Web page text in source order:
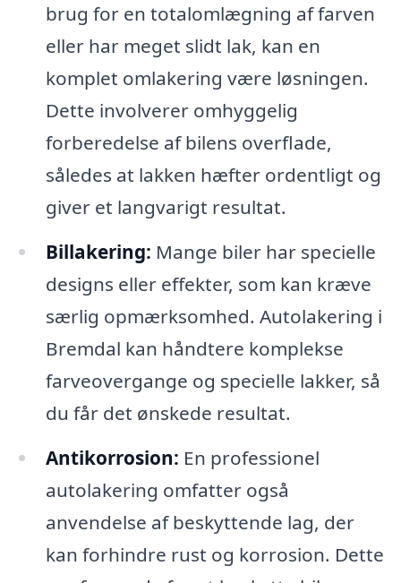
brug for en totalomlægning af farven
eller har meget slidt lak, kan en
komplet omlakering være løsningen.
Dette involverer omhyggelig
forberedelse af bilens overflade,
således at lakken hæfter ordentligt og
giver et langvarigt resultat.
Billakering: Mange biler har specielle
designs eller effekter, som kan kræve
særlig opmærksomhed. Autolakering i
Bremdal kan håndtere komplekse
farveovergange og specielle lakker, så
du får det ønskede resultat.
Antikorrosion: En professionel
autolakering omfatter også
anvendelse af beskyttende lag, der
kan forhindre rust og korrosion. Dette